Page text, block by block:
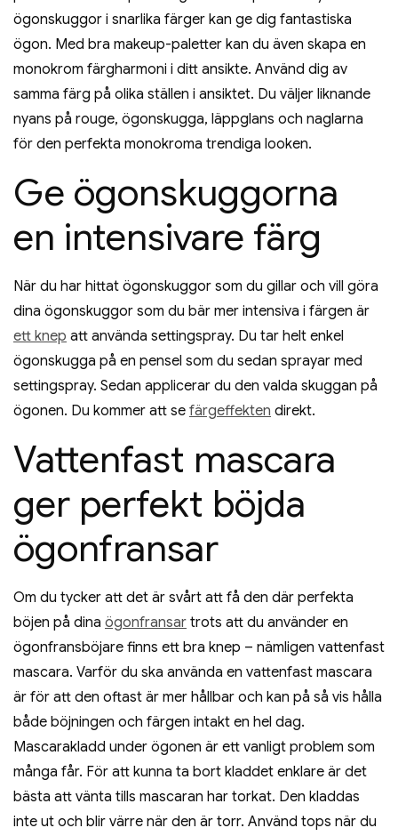
ögonskuggor i snarlika färger kan ge dig fantastiska
ögon. Med bra makeup-paletter kan du även skapa en
monokrom färgharmoni i ditt ansikte. Använd dig av
samma färg på olika ställen i ansiktet. Du väljer liknande
nyans på rouge, ögonskugga, läppglans och naglarna
för den perfekta monokroma trendiga looken.
Ge ögonskuggorna
en intensivare färg
När du har hittat ögonskuggor som du gillar och vill göra
dina ögonskuggor som du bär mer intensiva i färgen är
ett knep att använda settingspray. Du tar helt enkel
ögonskugga på en pensel som du sedan sprayar med
settingspray. Sedan applicerar du den valda skuggan på
ögonen. Du kommer att se färgeffekten direkt.
Vattenfast mascara
ger perfekt böjda
ögonfransar
Om du tycker att det är svårt att få den där perfekta
böjen på dina ögonfransar trots att du använder en
ögonfransböjare finns ett bra knep – nämligen vattenfast
mascara. Varför du ska använda en vattenfast mascara
är för att den oftast är mer hållbar och kan på så vis hålla
både böjningen och färgen intakt en hel dag.
Mascarakladd under ögonen är ett vanligt problem som
många får. För att kunna ta bort kladdet enklare är det
bästa att vänta tills mascaran har torkat. Den kladdas
inte ut och blir värre när den är torr. Använd tops när du